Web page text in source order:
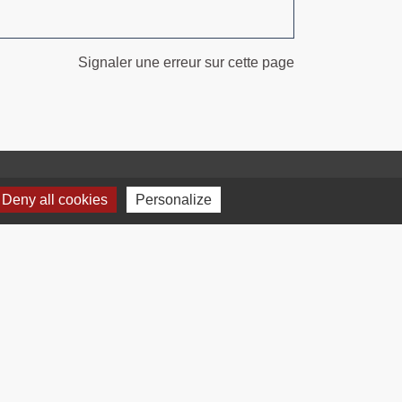
Signaler une erreur sur cette page
Deny all cookies Personalize